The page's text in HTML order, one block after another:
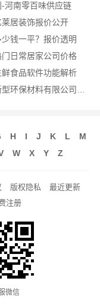
河南零百味供应链
居装饰报价公开
钱一平？报价透明
日常居家公司价格
食品软件功能解析
H I J K L
M
W X Y Z
版权隐私
最近更新
注册
微信